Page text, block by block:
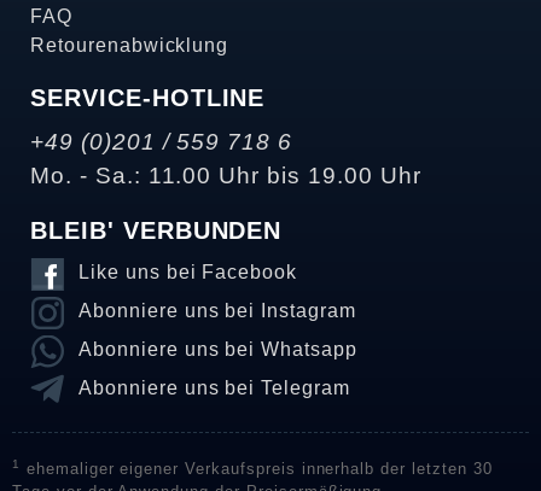
FAQ
Retourenabwicklung
SERVICE-HOTLINE
+49 (0)201 / 559 718 6
Mo. - Sa.: 11.00 Uhr bis 19.00 Uhr
BLEIB' VERBUNDEN
Like uns bei Facebook
Abonniere uns bei Instagram
Abonniere uns bei Whatsapp
Abonniere uns bei Telegram
1
ehemaliger eigener Verkaufspreis innerhalb der letzten 30